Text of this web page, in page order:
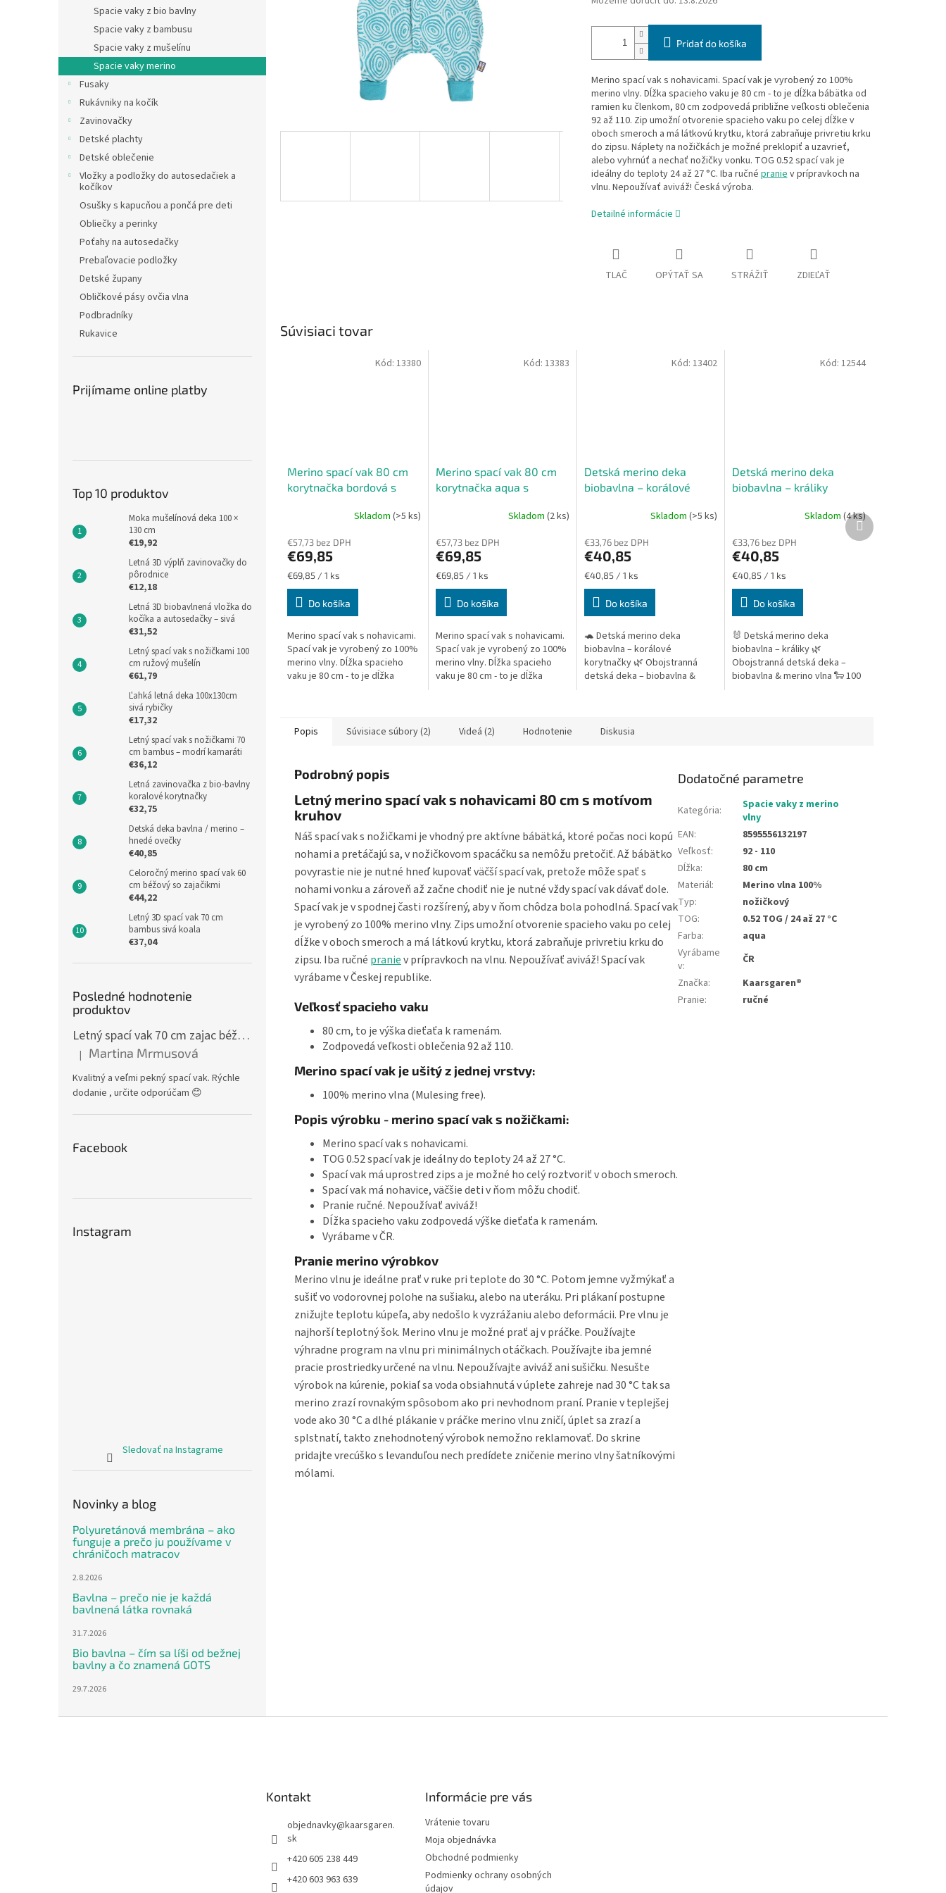
Spacie vaky z bio bavlny
Spacie vaky z bambusu
Spacie vaky z mušelínu
Spacie vaky merino
Fusaky
Rukávniky na kočík
Zavinovačky
Detské plachty
Detské oblečenie
Vložky a podložky do autosedačiek a
kočíkov
Osušky s kapucňou a pončá pre deti
Obliečky a perinky
Poťahy na autosedačky
Prebaľovacie podložky
Detské župany
Obličkové pásy ovčia vlna
Podbradníky
Rukavice
Prijímame online platby
Top 10 produktov
Moka mušelínová deka 100 ×
130 cm
€19,92
Letná 3D výplň zavinovačky do
pôrodnice
€12,18
Letná 3D biobavlnená vložka do
kočíka a autosedačky – sivá
€31,52
Letný spací vak s nožičkami 100
cm ružový mušelín
€61,79
Ľahká letná deka 100x130cm
sivá rybičky
€17,32
Letný spací vak s nožičkami 70
cm bambus – modrí kamaráti
€36,12
Letná zavinovačka z bio-bavlny
koralové korytnačky
€32,75
Detská deka bavlna / merino –
hnedé ovečky
€40,85
Celoročný merino spací vak 60
cm béžový so zajačikmi
€44,22
Letný 3D spací vak 70 cm
bambus sivá koala
€37,04
Posledné hodnotenie
produktov
Letný spací vak 70 cm zajac béžový zips na boku
Hodnotenie produktu je 5 z 5 hviezdičiek.
| Martina Mrmusová
Kvalitný a veľmi pekný spací vak. Rýchle
dodanie , určite odporúčam 😊
Facebook
Instagram
Sledovať na Instagrame
Novinky a blog
Polyuretánová membrána – ako
funguje a prečo ju používame v
chráničoch matracov
2.8.2026
Bavlna – prečo nie je každá
bavlnená látka rovnaká
31.7.2026
Bio bavlna – čím sa líši od bežnej
bavlny a čo znamená GOTS
29.7.2026
Pridať do košíka
Merino spací vak s nohavicami. Spací vak je vyrobený zo 100%
merino vlny. Dĺžka spacieho vaku je 80 cm - to je dĺžka bábätka od
ramien ku členkom, 80 cm zodpovedá približne veľkosti oblečenia
92 až 110. Zip umožní otvorenie spacieho vaku po celej dĺžke v
oboch smeroch a má látkovú krytku, ktorá zabraňuje privretiu krku
do zipsu. Náplety na nožičkách je možné preklopiť a uzavrieť,
alebo vyhrnúť a nechať nožičky vonku. TOG 0.52 spací vak je
ideálny do teploty 24 až 27 °C. Iba ručné praniev prípravkoch na
vlnu. Nepoužívať aviváž! Česká výroba.
Detailné informácie
TLAČ OPÝTAŤ SA STRÁŽIŤ ZDIEĽAŤ
Súvisiaci tovar
Merino spací vak 80 cm
korytnačka bordová s
Skladom (>5 ks)
€57,73 bez DPH
€69,85
Jednotková
cena:
€69,85 / 1 ks
Do košíka
Merino spací vak s nohavicami.
Spací vak je vyrobený zo 100%
merino vlny. Dĺžka spacieho
vaku je 80 cm - to je dĺžka
Kód: 13380
Merino spací vak 80 cm
korytnačka aqua s
Skladom (2 ks)
€57,73 bez DPH
€69,85
Jednotková
cena:
€69,85 / 1 ks
Do košíka
Merino spací vak s nohavicami.
Spací vak je vyrobený zo 100%
merino vlny. Dĺžka spacieho
vaku je 80 cm - to je dĺžka
Kód: 13383
Detská merino deka
biobavlna – korálové
Skladom(>5 ks)
€33,76 bez DPH
€40,85
Jednotková
cena:
€40,85 / 1 ks
Do košíka
🐢 Detská merino deka
biobavlna – korálové
korytnačky 🌿 Obojstranná
detská deka – biobavlna &
Kód:13402
Detská merino deka
biobavlna – králiky
Skladom (4 ks)
€33,76 bez DPH
€40,85
Jednotková
cena:
€40,85 / 1 ks
Do košíka
🐰 Detská merino deka
biobavlna – králiky 🌿
Obojstranná detská deka –
biobavlna & merino vlna 🐑 100
Kód: 12544
Ďalší
produkt
Popis Súvisiace súbory (2) Videá (2) Hodnotenie Diskusia
Podrobný popis
Letný merino spací vak s nohavicami 80 cm s motívom
kruhov
Náš spací vak s nožičkami je vhodný pre aktívne bábätká, ktoré počas noci kopú
nohami a pretáčajú sa, v nožičkovom spacáčku sa nemôžu pretočiť. Až bábätko
povyrastie nie je nutné hneď kupovať väčší spací vak, pretože môže spať s
nohami vonku a zároveň až začne chodiť nie je nutné vždy spací vak dávať dole.
Spací vak je v spodnej časti rozšírený, aby v ňom chôdza bola pohodlná. Spací vak
je vyrobený zo 100% merino vlny. Zips umožní otvorenie spacieho vaku po celej
dĺžke v oboch smeroch a má látkovú krytku, ktorá zabraňuje privretiu krku do
zipsu. Iba ručné praniev prípravkoch na vlnu. Nepoužívať aviváž! Spací vak
vyrábame v Českej republike.
Veľkosť spacieho vaku
80 cm, to je výška dieťaťa k ramenám.
Zodpovedá veľkosti oblečenia 92 až 110.
Merino spací vak je ušitý z jednej vrstvy:
100% merino vlna (Mulesing free).
Popis výrobku - merino spací vak s nožičkami:
Merino spací vak s nohavicami.
TOG 0.52 spací vak je ideálny do teploty 24 až 27 °C.
Spací vak má uprostred zips a je možné ho celý roztvoriť v oboch smeroch.
Spací vak má nohavice, väčšie deti v ňom môžu chodiť.
Pranie ručné. Nepoužívať aviváž!
Dĺžka spacieho vaku zodpovedá výške dieťaťa k ramenám.
Vyrábame v ČR.
Pranie merino výrobkov
Merino vlnu je ideálne prať v ruke pri teplote do 30 °C. Potom jemne vyžmýkať a
sušiť vo vodorovnej polohe na sušiaku, alebo na uteráku. Pri plákaní postupne
znižujte teplotu kúpeľa, aby nedošlo k vyzrážaniu alebo deformácii. Pre vlnu je
najhorší teplotný šok. Merino vlnu je možné prať aj v práčke. Používajte
výhradne program na vlnu pri minimálnych otáčkach. Používajte iba jemné
pracie prostriedky určené na vlnu. Nepoužívajte aviváž ani sušičku. Nesušte
výrobok na kúrenie, pokiaľ sa voda obsiahnutá v úplete zahreje nad 30 °C tak sa
merino zrazí rovnakým spôsobom ako pri nevhodnom praní. Pranie v teplejšej
vode ako 30 °C a dlhé plákanie v práčke merino vlnu zničí, úplet sa zrazí a
splstnatí, takto znehodnotený výrobok nemožno reklamovať. Do skrine
pridajte vrecúško s levanduľou nech predídete zničenie merino vlny šatníkovými
mólami.
Dodatočné parametre
Kategória:
Spacie vaky z merino
vlny
EAN:
8595556132197
Veľkosť:
92 - 110
Dĺžka:
80 cm
Materiál:
Merino vlna 100%
Typ:
nožičkový
TOG:
0.52 TOG / 24 až 27 °C
Farba:
aqua
Vyrábame
v:
ČR
Značka:
Kaarsgaren®
Pranie: ručné
Kontakt
objednavky@kaarsgaren.
sk
+420 605 238 449
+420 603 963 639
Informácie pre vás
Vrátenie tovaru
Moja objednávka
Obchodné podmienky
Podmienky ochrany osobných
údajov